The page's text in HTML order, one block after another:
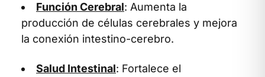
Función Cerebral: Aumenta la
producción de células cerebrales y mejora
la conexión intestino-cerebro.
Salud Intestinal: Fortalece el